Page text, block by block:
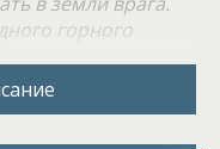
горного
этом по